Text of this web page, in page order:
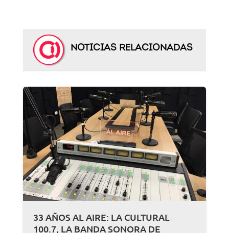
NOTICIAS RELACIONADAS
33 AÑOS AL AIRE: LA CULTURAL
100.7, LA BANDA SONORA DE